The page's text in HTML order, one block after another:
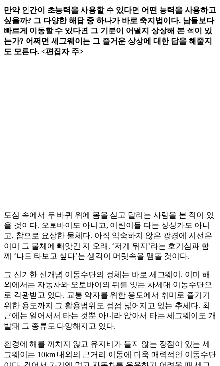
만약 인간이 초능력을 사용할 수 있다면 어떤 능력을 사용하고
싶을까? 그 다양한 해답 중 하나가 바로 축지법이다. 남들보다
빠르게 이동할 수 있다면 그 기분이 어떨지 상상해 본 적이 있
는가? 어쩌면 세그웨이는 그 즐거운 상상에 대한 답을 해줄지
도 모른다. <편집자 주>
도심 속에서 두 바퀴 위에 몸을 싣고 달리는 사람을 본 적이 있
을 것이다. 오토바이도 아니고, 어린이들 타는 싱싱카도 아니
고, 참으로 요상한 물체다. 아직 익숙하지 않은 광경에 시선은
이미 그 물체에 빼앗긴 지 오래. ‘저게 뭐지’라는 호기심과 함
께 ‘나도 타보고 싶다’는 생각이 머릿속을 맴돌 것이다.
그 신기한 신개념 이동수단의 정체는 바로 세그웨이. 이미 해
외에서는 자동차와 오토바이의 뒤를 잇는 차세대 이동수단으
로 각광받고 있다. 교통 약자를 위한 용도에서 취미로 즐기기
위한 용도까지 그 활용범위도 점점 넓어지고 있는 추세다. 최
근에는 일어서서 타는 것뿐 아니라 앉아서 타는 세그웨이도 개
발돼 그 종류도 다양해지고 있다.
환경에 해를 끼치지 않고 유지비가 들지 않는 장점이 있는 세
그웨이는 10km 내외의 근거리 이동에 더욱 매력적인 이동수단